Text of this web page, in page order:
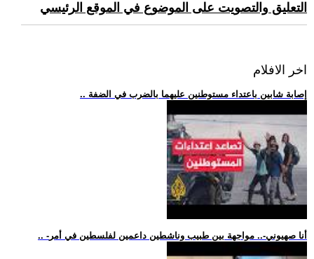
التعليق والتصويت على الموضوع في الموقع الرئيسي
اخر الافلام
.. إصابة شابين باعتداء مستوطنين عليهما بالضرب في الضفة
.. -أنا صهيوني-.. مواجهة بين طبيب وناشطين داعمين لفلسطين في أمر